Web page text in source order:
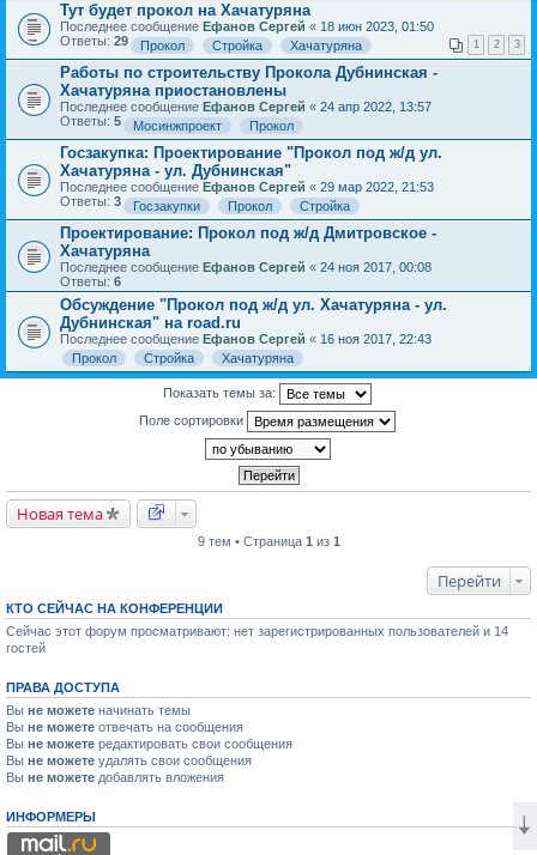
Тут будет прокол на Хачатуряна
Последнее сообщение Ефанов Сергей « 18 июн 2023, 01:50
Ответы: 29 1 2 3
Прокол Стройка Хачатуряна
Работы по строительству Прокола Дубнинская -
Хачатуряна приостановлены
Последнее сообщение Ефанов Сергей « 24 апр 2022, 13:57
Ответы: 5 Мосинжпроект Прокол
Госзакупка: Проектирование "Прокол под ж/д ул.
Хачатуряна - ул. Дубнинская"
Последнее сообщение Ефанов Сергей « 29 мар 2022, 21:53
Ответы: 3 Госзакупки Прокол Стройка
Проектирование: Прокол под ж/д Дмитровское -
Хачатуряна
Последнее сообщение Ефанов Сергей « 24 ноя 2017, 00:08
Ответы: 6
Обсуждение "Прокол под ж/д ул. Хачатуряна - ул.
Дубнинская" на road.ru
Последнее сообщение Ефанов Сергей « 16 ноя 2017, 22:43
Прокол
Стройка Хачатуряна
Показать темы за:
Поле сортировки
Новая тема
9 тем • Страница 1 из 1
Перейти
КТО СЕЙЧАС НА КОНФЕРЕНЦИИ
Сейчас этот форум просматривают: нет зарегистрированных пользователей и 14
гостей
ПРАВА ДОСТУПА
Вы не можете начинать темы
Вы не можете отвечать на сообщения
Вы не можете редактировать свои сообщения
Вы не можете удалять свои сообщения
Вы не можете добавлять вложения
ИНФОРМЕРЫ